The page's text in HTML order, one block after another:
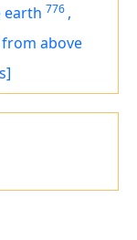
earth 776 ,
from above